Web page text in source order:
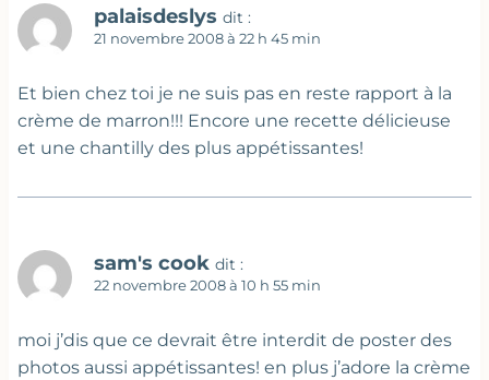
palaisdeslys dit :
21 novembre 2008 à 22 h 45 min
Et bien chez toi je ne suis pas en reste rapport à la
crème de marron!!! Encore une recette délicieuse
et une chantilly des plus appétissantes!
sam's cook dit :
22 novembre 2008 à 10 h 55 min
moi j’dis que ce devrait être interdit de poster des
photos aussi appétissantes! en plus j’adore la crème